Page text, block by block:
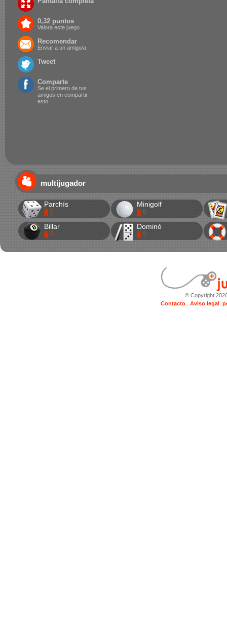
0,32 puntos
Valora este juego
Recomendar
Enviar a un amigo/a
Tweet
Comparte
Se el primero de tus
amigos en compartir
esto
multijugador
Parchís
0
Billar
0
Minigolf
0
Dominó
0
© Copyright
Contacto
Aviso legal